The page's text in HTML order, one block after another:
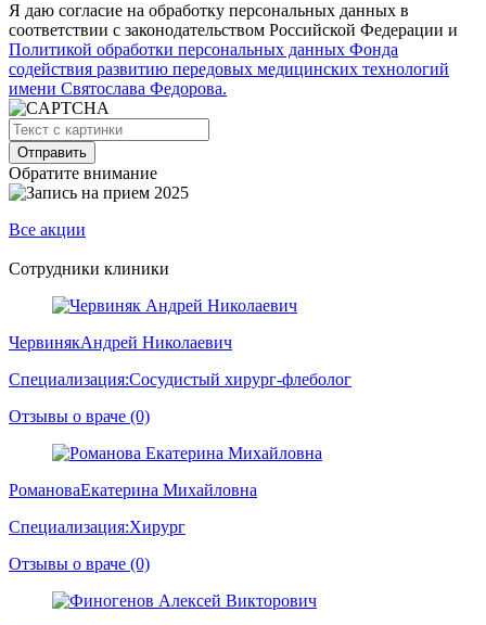
Я даю согласие на обработку персональных данных в
соответствии с законодательством Российской Федерации и
Политикой обработки персональных данных Фонда
содействия развитию передовых медицинских технологий
имени Святослава Федорова.
Обратите внимание
Все акции
Сотрудники клиники
ЧервинякАндрей Николаевич
Специализация:Сосудистый хирург-флеболог
Отзывы о враче (0)
РомановаЕкатерина Михайловна
Специализация:Хирург
Отзывы о враче (0)